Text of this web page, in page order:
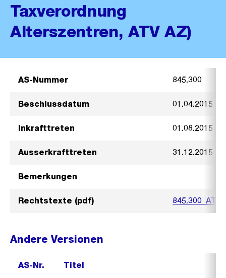
Taxverordnung
Alterszentren, ATV AZ)
AS-Nummer 845.300
Beschlussdatum 01.04.2015
Inkrafttreten 01.08.2015
Ausserkrafttreten 31.12.2015
Bemerkungen
Rechtstexte (pdf)
Andere Versionen
AS-Nr. Titel